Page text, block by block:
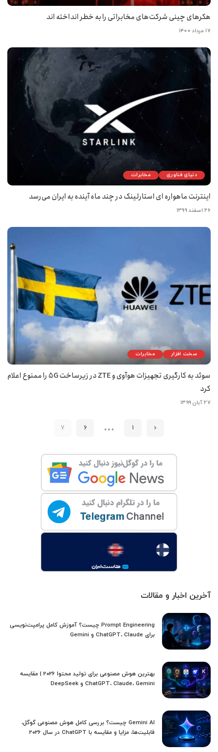
هکرهای چینی شرکت‌های مخابراتی را به خطر انداخته اند
۱۷ مرداد ۱۴۰۰
دنیای فناوری مخابرات
اینترنت ماهواره ای استارلینک در چند ماه آینده به ایران می‌رسد
۲۶ اسفند ۱۳۹۹
سخت افزار مخابرات
سوئد به کارگیری تجهیزات هوآوی و ZTE در زیرساخت 5G را ممنوع اعلام
کرد
۲۷ آبان ۱۳۹۹
1
…
6
7
آخرین اخبار و مقالات
Prompt Engineering چیست؟ آموزش کامل پرامپت‌نویسی
برای ChatGPT، Claude و Gemini
بهترین هوش مصنوعی برای تولید محتوا ۲۰۲۶ | مقایسه
ChatGPT، Claude، Gemini و DeepSeek
Gemini AI چیست؟ بررسی کامل هوش مصنوعی گوگل،
قابلیت‌ها، مزایا و مقایسه با ChatGPT در سال ۲۰۲۶